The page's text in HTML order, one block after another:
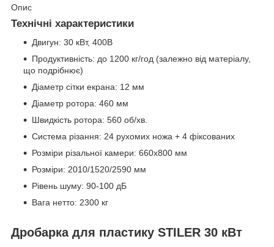
Опис
Технічні характеристики
Двигун: 30 кВт, 400В
Продуктивність: до 1200 кг/год (залежно від матеріалу,
що подрібнює)
Діаметр сітки екрана: 12 мм
Діаметр ротора: 460 мм
Швидкість ротора: 560 об/хв.
Система різання: 24 рухомих ножа + 4 фіксованих
Розміри різальної камери: 660x800 мм
Розміри: 2010/1520/2590 мм
Рівень шуму: 90-100 дБ
Вага нетто: 2300 кг
Дробарка для пластику STILER 30 кВт